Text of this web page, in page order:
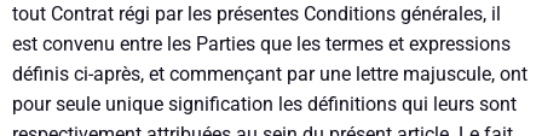
tout Contrat régi par les présentes Conditions générales, il
est convenu entre les Parties que les termes et expressions
définis ci-après, et commençant par une lettre majuscule, ont
pour seule unique signification les définitions qui leurs sont